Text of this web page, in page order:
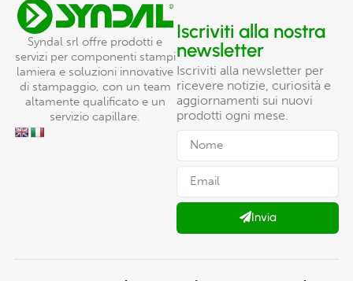
Syndal srl offre prodotti e
servizi per componenti stampi
lamiera e soluzioni innovative
di stampaggio, con un team
altamente qualificato e un
servizio capillare.
Iscriviti alla nostra
newsletter
Iscriviti alla newsletter per
ricevere notizie, curiosità e
aggiornamenti sui nuovi
prodotti ogni mese.
Invia